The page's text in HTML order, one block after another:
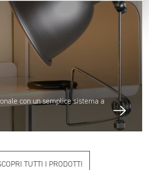
con un semplice sistema a
TUTTI I PRODOTTI